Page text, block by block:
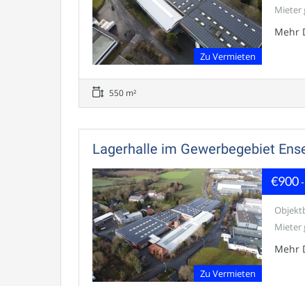
Zu Vermieten
Mieter
Mehr
550 m²
Lagerhalle im Gewerbegebiet
Zu Vermieten
€900
Mieter
Mehr